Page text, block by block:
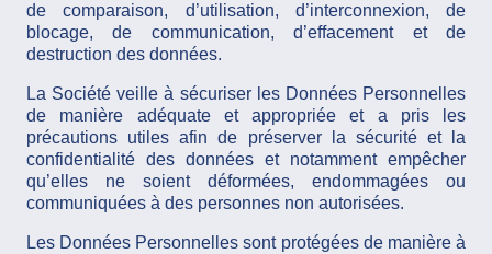
de comparaison, d’utilisation, d’interconnexion, de
blocage, de communication, d’effacement et de
destruction des données.
La Société veille à sécuriser les Données Personnelles
de manière adéquate et appropriée et a pris les
précautions utiles afin de préserver la sécurité et la
confidentialité des données et notamment empêcher
qu’elles ne soient déformées, endommagées ou
communiquées à des personnes non autorisées.
Les Données Personnelles sont protégées de manière à